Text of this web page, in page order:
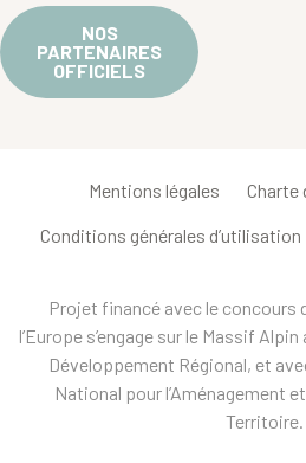
NOS
PARTENAIRES
OFFICIELS
Mentions légales Charte
Conditions générales d’utilisation
Projet financé avec le concours
l’Europe s’engage sur le Massif
Développement Régional, et
National pour l’Aménagement
Territoire.